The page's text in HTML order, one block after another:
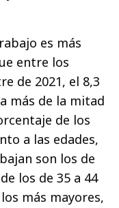
es más
entre los
de 2021, el 8,3
más de la mitad
de los
a las edades,
son los de
los de 35 a 44
más mayores,